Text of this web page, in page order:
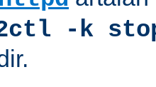
-k